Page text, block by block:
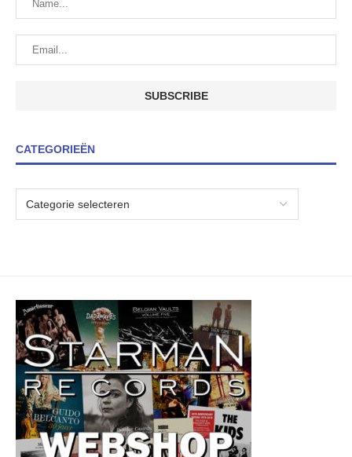
CATEGORIEËN